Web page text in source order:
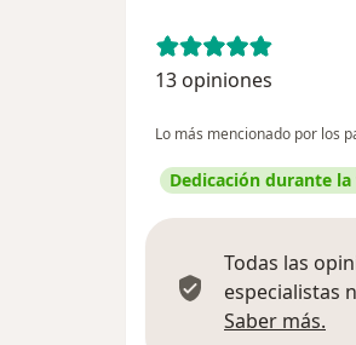
13 opiniones
Lo más mencionado por los
Dedicación durante
Todas las
especialistas
Saber más.